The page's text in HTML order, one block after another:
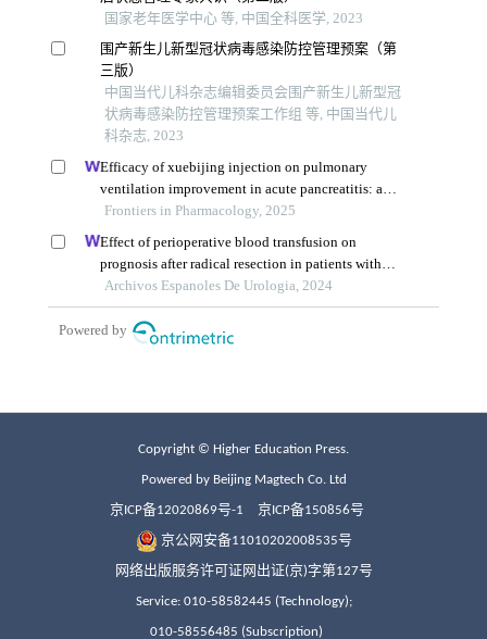
Copyright © Higher Education Press.
Powered by Beijing Magtech Co. Ltd
京ICP备12020869号-1 京ICP备150856号
京公网安备11010202008535号
网络出版服务许可证网出证(京)字第127号
Service: 010-58582445 (Technology);
010-58556485 (Subscription)